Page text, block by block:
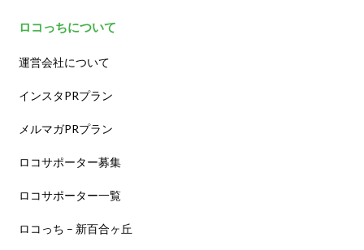
ロコっちについて
運営会社について
インスタPRプラン
メルマガPRプラン
ロコサポーター募集
ロコサポーター一覧
ロコっち – 新百合ヶ丘